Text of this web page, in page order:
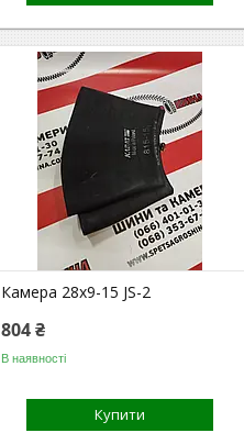
Камера 28x9-15 JS-2
804 ₴
В наявності
Купити